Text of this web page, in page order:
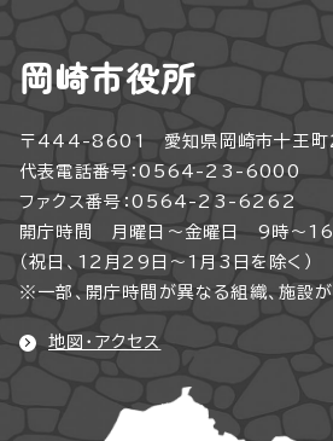
岡崎市役所
〒444-8601 愛知県岡崎市十王町
代表電話番号：0564-23-6000
ファクス番号：0564-23-6262
開庁時間 月曜日～金曜日 9時～
（祝日、12月29日～1月3日を除く）
※一部、開庁時間が異なる組織、施設が
地図・アクセス